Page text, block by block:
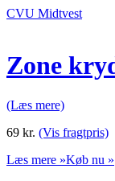
CVU Midtvest
Zone
(Læs mere)
69 kr. (Vis fragtpris)
Læs mere »Køb nu »